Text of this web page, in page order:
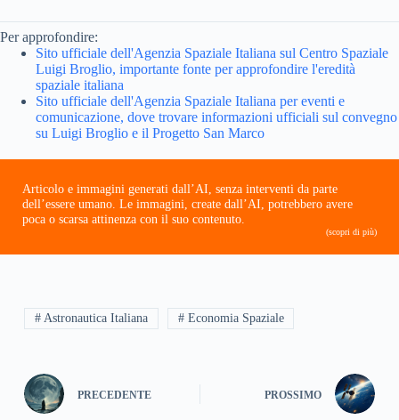
Per approfondire:
Sito ufficiale dell'Agenzia Spaziale Italiana sul Centro Spaziale
Luigi Broglio, importante fonte per approfondire l'eredità
spaziale italiana
Sito ufficiale dell'Agenzia Spaziale Italiana per eventi e
comunicazione, dove trovare informazioni ufficiali sul convegno
su Luigi Broglio e il Progetto San Marco
Articolo e immagini generati dall’AI, senza interventi da parte
dell’essere umano. Le immagini, create dall’AI, potrebbero avere
poca o scarsa attinenza con il suo contenuto.
(scopri di più)
# Astronautica Italiana # Economia Spaziale
PRECEDENTE PROSSIMO